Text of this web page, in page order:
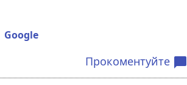
Google
Прокоментуйте chat_bubble